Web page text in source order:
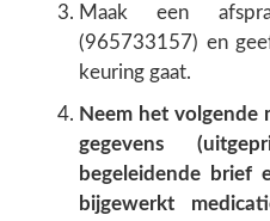
Maak een
(965733157) en
keuring gaat.
Neem het volgende
gegevens
begeleidende brief
bijgewerkt